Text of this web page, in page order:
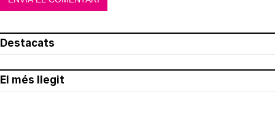
Destacats
El més llegit